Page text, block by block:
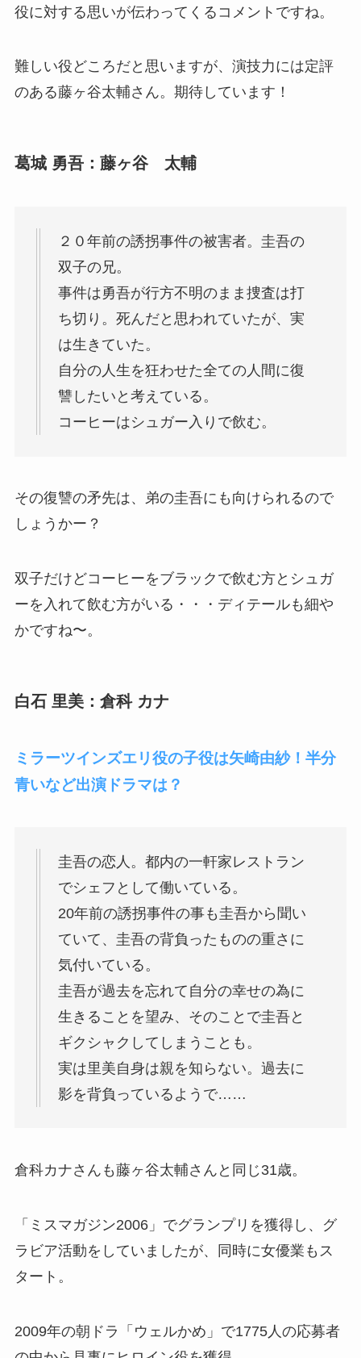
役に対する思いが伝わってくるコメントですね。
難しい役どころだと思いますが、演技力には定評
のある藤ヶ谷太輔さん。期待しています！
葛城 勇吾：藤ヶ谷 太輔
２０年前の誘拐事件の被害者。圭吾の
双子の兄。
事件は勇吾が行方不明のまま捜査は打
ち切り。死んだと思われていたが、実
は生きていた。
自分の人生を狂わせた全ての人間に復
讐したいと考えている。
コーヒーはシュガー入りで飲む。
その復讐の矛先は、弟の圭吾にも向けられるので
しょうかー？
双子だけどコーヒーをブラックで飲む方とシュガ
ーを入れて飲む方がいる・・・ディテールも細や
かですね〜。
白石 里美：倉科 カナ
ミラーツインズエリ役の子役は矢崎由紗！半分
青いなど出演ドラマは？
圭吾の恋人。都内の一軒家レストラン
でシェフとして働いている。
20年前の誘拐事件の事も圭吾から聞い
ていて、圭吾の背負ったものの重さに
気付いている。
圭吾が過去を忘れて自分の幸せの為に
生きることを望み、そのことで圭吾と
ギクシャクしてしまうことも。
実は里美自身は親を知らない。過去に
影を背負っているようで……
倉科カナさんも藤ヶ谷太輔さんと同じ31歳。
「ミスマガジン2006」でグランプリを獲得し、グ
ラビア活動をしていましたが、同時に女優業もス
タート。
2009年の朝ドラ「ウェルかめ」で1775人の応募者